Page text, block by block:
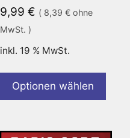
9,99 € ( 8,39 €ohne
MwSt. )
inkl. 19 % MwSt.
Optionen wählen